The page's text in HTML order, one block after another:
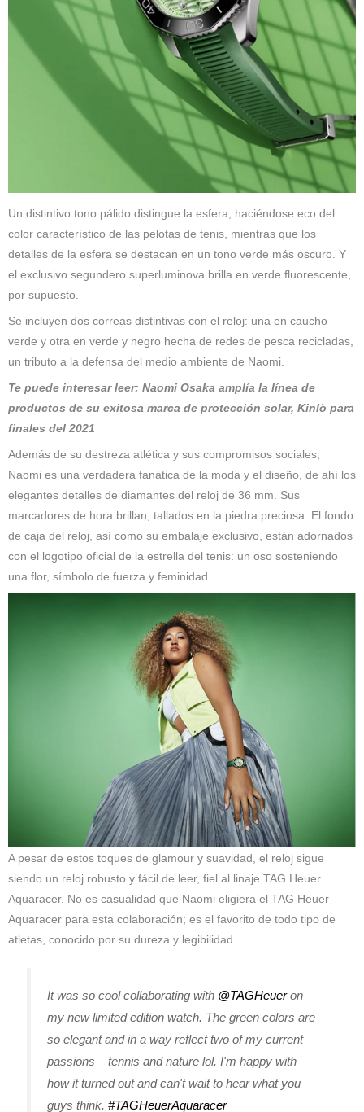
Un distintivo tono pálido distingue la esfera, haciéndose eco del
color característico de las pelotas de tenis, mientras que los
detalles de la esfera se destacan en un tono verde más oscuro. Y
el exclusivo segundero superluminova brilla en verde fluorescente,
por supuesto.
Se incluyen dos correas distintivas con el reloj: una en caucho
verde y otra en verde y negro hecha de redes de pesca recicladas,
un tributo a la defensa del medio ambiente de Naomi.
Te puede interesar leer: Naomi Osaka amplía la línea de
productos de su exitosa marca de protección solar, Kinlò para
finales del 2021
Además de su destreza atlética y sus compromisos sociales,
Naomi es una verdadera fanática de la moda y el diseño, de ahí los
elegantes detalles de diamantes del reloj de 36 mm. Sus
marcadores de hora brillan, tallados en la piedra preciosa. El fondo
de caja del reloj, así como su embalaje exclusivo, están adornados
con el logotipo oficial de la estrella del tenis: un oso sosteniendo
una flor, símbolo de fuerza y ​​feminidad.
A pesar de estos toques de glamour y suavidad, el reloj sigue
siendo un reloj robusto y fácil de leer, fiel al linaje TAG Heuer
Aquaracer. No es casualidad que Naomi eligiera el TAG Heuer
Aquaracer para esta colaboración; es el favorito de todo tipo de
atletas, conocido por su dureza y legibilidad.
It was so cool collaborating with @TAGHeueron
my new limited edition watch. The green colors are
so elegant and in a way reflect two of my current
passions – tennis and nature lol. I'm happy with
how it turned out and can't wait to hear what you
guys think. #TAGHeuerAquaracer